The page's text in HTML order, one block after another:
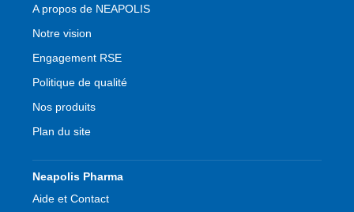
page
A propos de NEAPOLIS
Notre vision
Engagement RSE
Politique de qualité
Nos produits
Plan du site
Neapolis Pharma
Aide et Contact